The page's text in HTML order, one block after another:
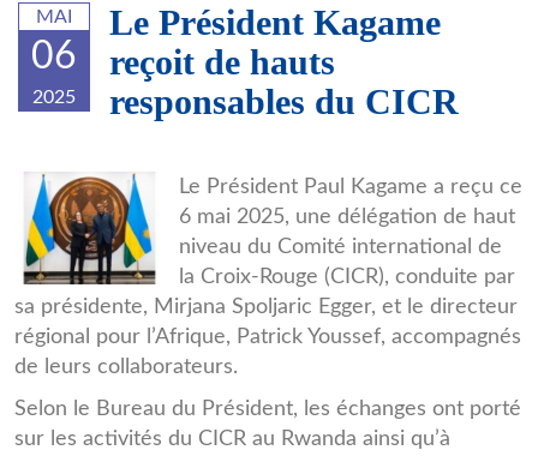
MAI
06
2025
Le Président Kagame
reçoit de hauts
responsables du CICR
Le Président Paul Kagame a reçu ce
6 mai 2025, une délégation de haut
niveau du Comité international de
la Croix-Rouge (CICR), conduite par
sa présidente, Mirjana Spoljaric Egger, et le directeur
régional pour l’Afrique, Patrick Youssef, accompagnés
de leurs collaborateurs.
Selon le Bureau du Président, les échanges ont porté
sur les activités du CICR au Rwanda ainsi qu’à